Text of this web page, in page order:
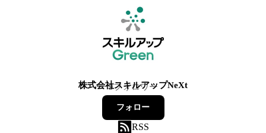
株式会社スキルアップNeXt
9フォロワー
フォロー
RSS